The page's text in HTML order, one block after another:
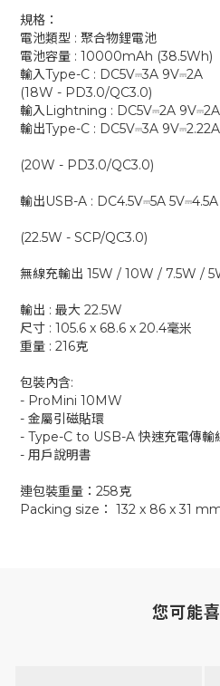
規格：
電池類型 : 聚合物鋰電池
電池容量 : 10000mAh (38.5Wh)
輸入Type-C : DC5V⎓3A 9V⎓2A
(18W - PD3.0/QC3.0)
輸入Lightning : DC5V⎓2A 9V⎓2A
輸出Type-C : DC5V⎓3A
(20W - PD3.0/QC3.0)
輸出USB-A : DC4.5V⎓5A
(22.5W - SCP/QC3.0)
無線充輸出 15W / 10W / 7.5W /
輸出 : 最大 22.5W
尺寸 : 105.6 x 68.6 x 20.4毫米
重量 : 216克
包裝內含:
- ProMini 10MW
- 金屬引磁貼環
- Type-C to USB-A 快速充電傳輸
- 用戶說明書
連包裝重量：258克
Packing size： 132 x 86 x 31
您可能